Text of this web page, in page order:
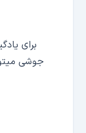
برای
جوشی